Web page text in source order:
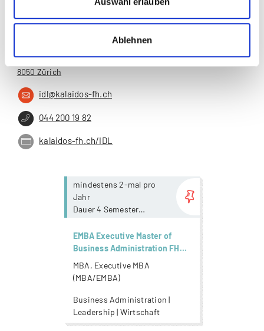
Ablehnen
IDL - Institute for Distance Learning
Jungholzstrasse 43
8050 Zürich
idl@kalaidos-fh.ch
044 200 19 82
kalaidos-fh.ch/IDL
mindestens 2-mal pro
Jahr
Dauer 4 Semester
oder online
EMBA Executive Master of
Business Administration FH
nach Mass
MBA, Executive MBA
(MBA/EMBA)
Business Administration |
Leadership | Wirtschaft
more...